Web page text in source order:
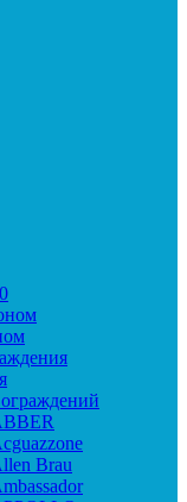
Brau